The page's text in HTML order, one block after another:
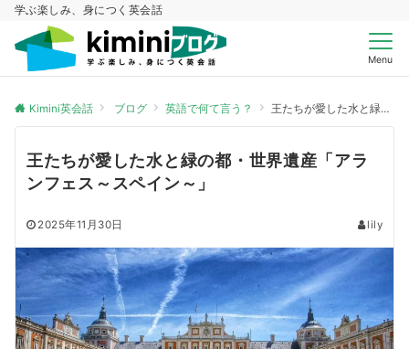
学ぶ楽しみ、身につく英会話
Menu
Kimini英会話 ブログ 英語で何て言う？ 王たちが愛した水と緑の都・世界遺産「アランフェス～スペイン～」
王たちが愛した水と緑の都・世界遺産「アラ
ンフェス～スペイン～」
2025年11月30日 lily